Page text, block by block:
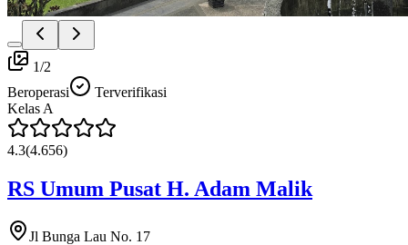
1/2
Beroperasi
Terverifikasi
Kelas A
4.3(4.656)
RS Umum Pusat H. Adam Malik
Jl Bunga Lau No. 17